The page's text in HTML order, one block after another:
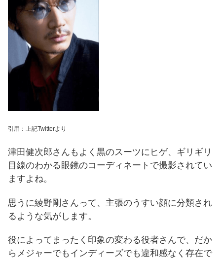
引用：上記Twitterより
津田健次郎さんもよく黒のスーツにヒゲ、ギリギリ
目線のわかる眼鏡のコーディネートで撮影されてい
ますよね。
思うに綾野剛さんって、主張のうすい顔に分類され
るような気がします。
役によってまったく印象の変わる役者さんで、だか
らメジャーでもインディーズでも違和感なく存在で